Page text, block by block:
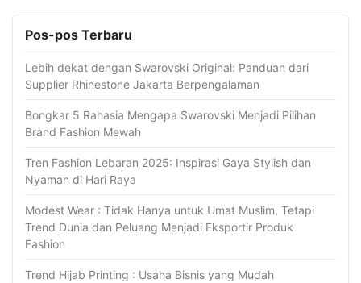
Pos-pos Terbaru
Lebih dekat dengan Swarovski Original: Panduan dari
Supplier Rhinestone Jakarta Berpengalaman
Bongkar 5 Rahasia Mengapa Swarovski Menjadi Pilihan
Brand Fashion Mewah
Tren Fashion Lebaran 2025: Inspirasi Gaya Stylish dan
Nyaman di Hari Raya
Modest Wear : Tidak Hanya untuk Umat Muslim, Tetapi
Trend Dunia dan Peluang Menjadi Eksportir Produk
Fashion
Trend Hijab Printing : Usaha Bisnis yang Mudah